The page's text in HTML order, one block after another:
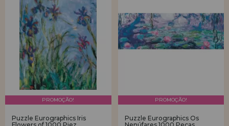
PROMOÇÃO!
Puzzle Eurographics Iris
PROMOÇÃO!
Puzzle Eurographics Os